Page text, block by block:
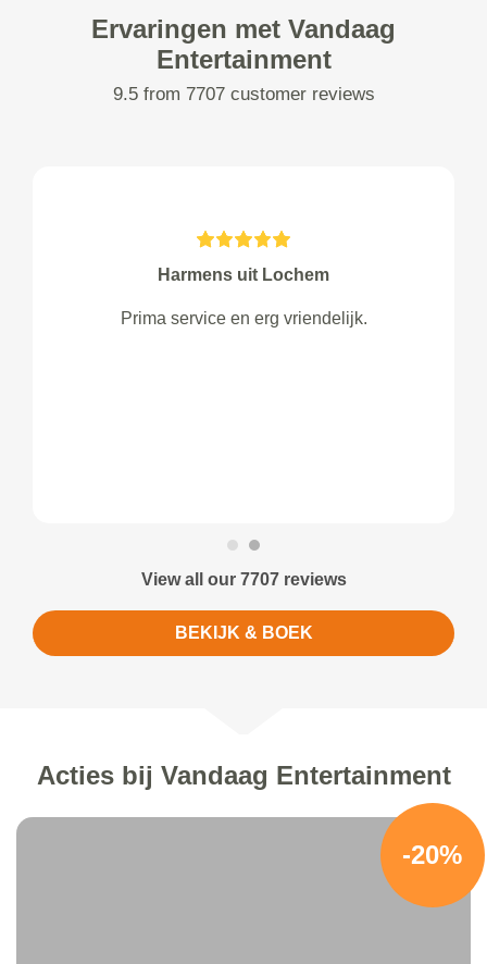
Ervaringen met Vandaag
Entertainment
9.5 from 7707 customer reviews
Harmens uit Lochem
Prima service en erg vriendelijk.
View all our 7707 reviews
BEKIJK & BOEK
Acties bij Vandaag Entertainment
-20%